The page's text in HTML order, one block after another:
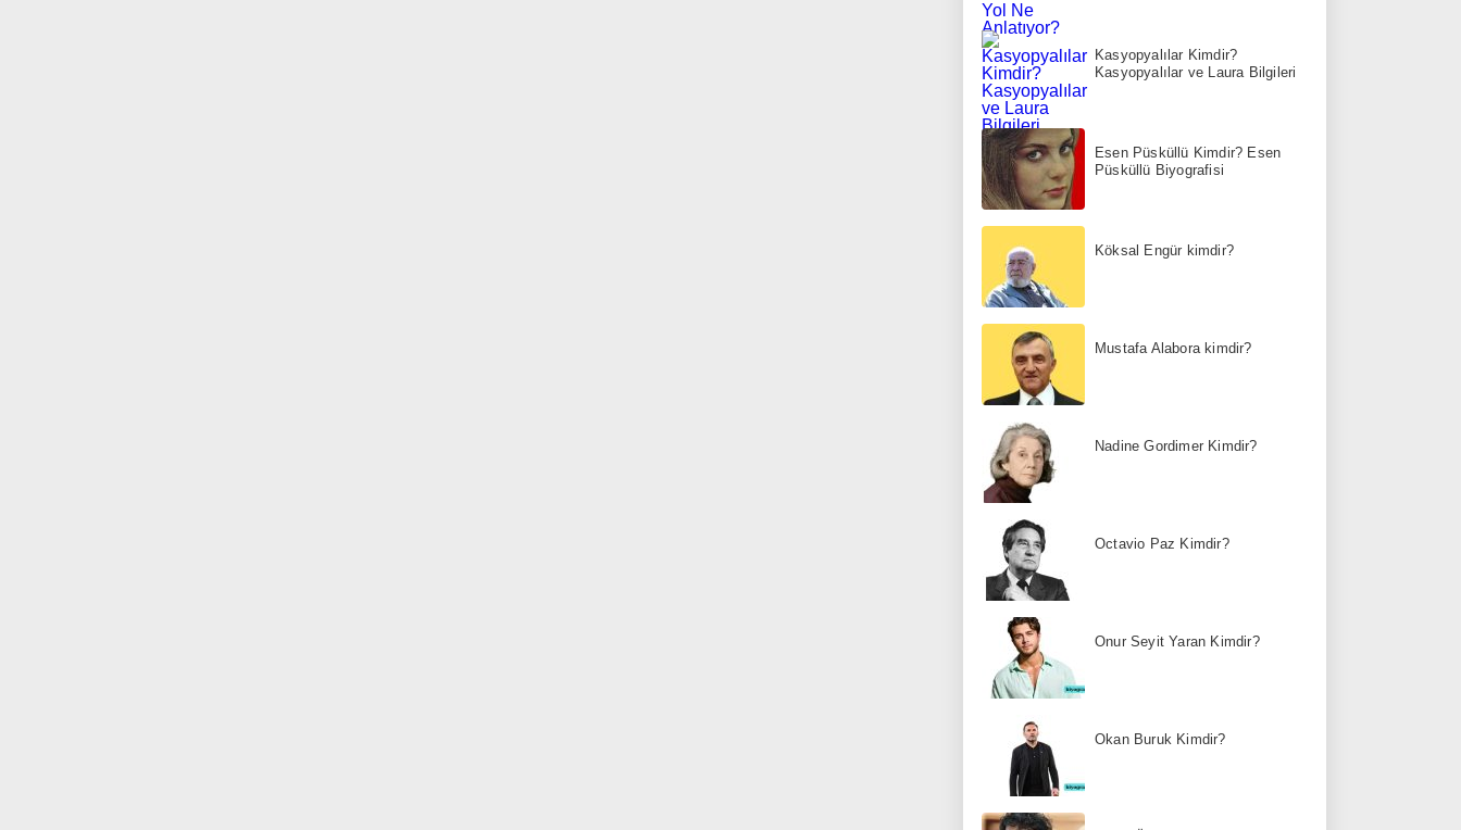
Kasyopyalılar Kimdir?
Kasyopyalılar ve Laura Bilgileri
Esen Püsküllü Kimdir? Esen
Püsküllü Biyografisi
Köksal Engür kimdir?
Mustafa Alabora kimdir?
Nadine Gordimer Kimdir?
Octavio Paz Kimdir?
Onur Seyit Yaran Kimdir?
Okan Buruk Kimdir?